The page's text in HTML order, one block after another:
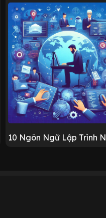
10 Ngôn Ngữ Lập Trình